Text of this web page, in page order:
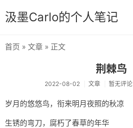
汲墨Carlo的个人笔记
分类
首页 » 文章 » 正文
荆棘鸟
2022-08-02 文章 暂无评论
岁月的悠悠鸟，衔来明月夜照的秋凉
生锈的弯刀，腐朽了春草的年华